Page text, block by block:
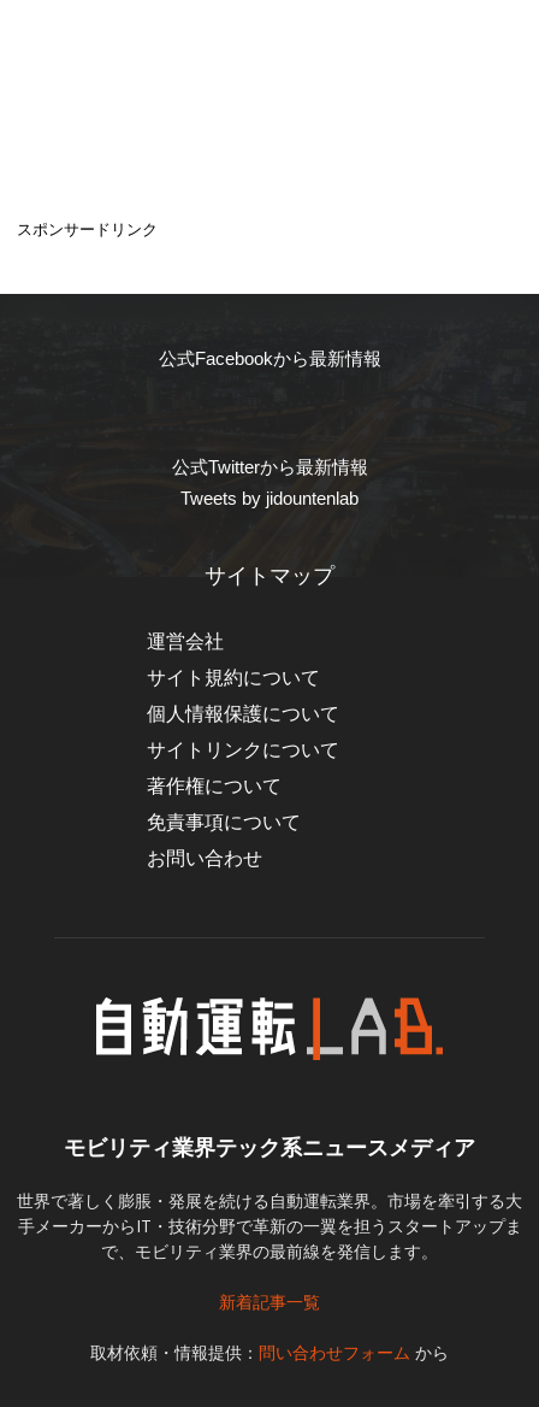
スポンサードリンク
公式Facebookから最新情報
公式Twitterから最新情報
Tweets by jidountenlab
サイトマップ
運営会社
サイト規約について
個人情報保護について
サイトリンクについて
著作権について
免責事項について
お問い合わせ
モビリティ業界テック系ニュースメディア
世界で著しく膨脹・発展を続ける自動運転業界。市場を牽引する大
手メーカーからIT・技術分野で革新の一翼を担うスタートアップま
で、モビリティ業界の最前線を発信します。
新着記事一覧
取材依頼・情報提供： 問い合わせフォーム から